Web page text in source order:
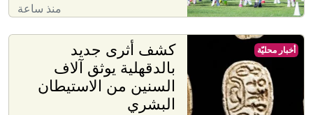
منذ ساعة
كشف أثرى جديد
بالدقهلية يوثق آلاف
السنين من الاستيطان
البشري
أخبار محليّة